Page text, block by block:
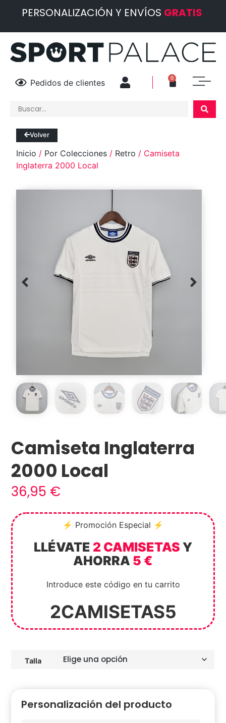
PERSONALIZACIÓN Y ENVÍOS GRATIS
Pedidos de clientes 0
Camiseta Inglaterra
2000 Local
36,95 €
⚡ Promoción Especial ⚡
LLÉVATE 2 CAMISETAS Y
AHORRA 5 €
Introduce este código en tu carrito
2CAMISETAS5
Talla
Personalización del producto
Volver
Inicio / Por Colecciones / Retro / Camiseta
Inglaterra 2000 Local